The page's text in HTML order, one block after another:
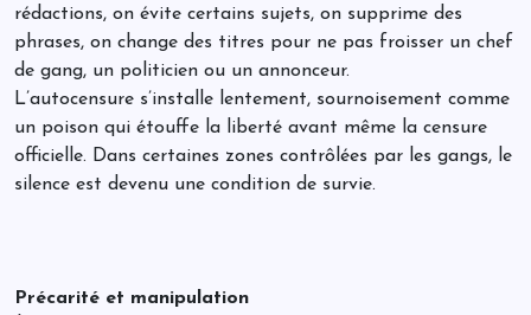
rédactions, on évite certains sujets, on supprime des
phrases, on change des titres pour ne pas froisser un chef
de gang, un politicien ou un annonceur.
L’autocensure s’installe lentement, sournoisement comme
un poison qui étouffe la liberté avant même la censure
officielle. Dans certaines zones contrôlées par les gangs, le
silence est devenu une condition de survie.
Précarité et manipulation